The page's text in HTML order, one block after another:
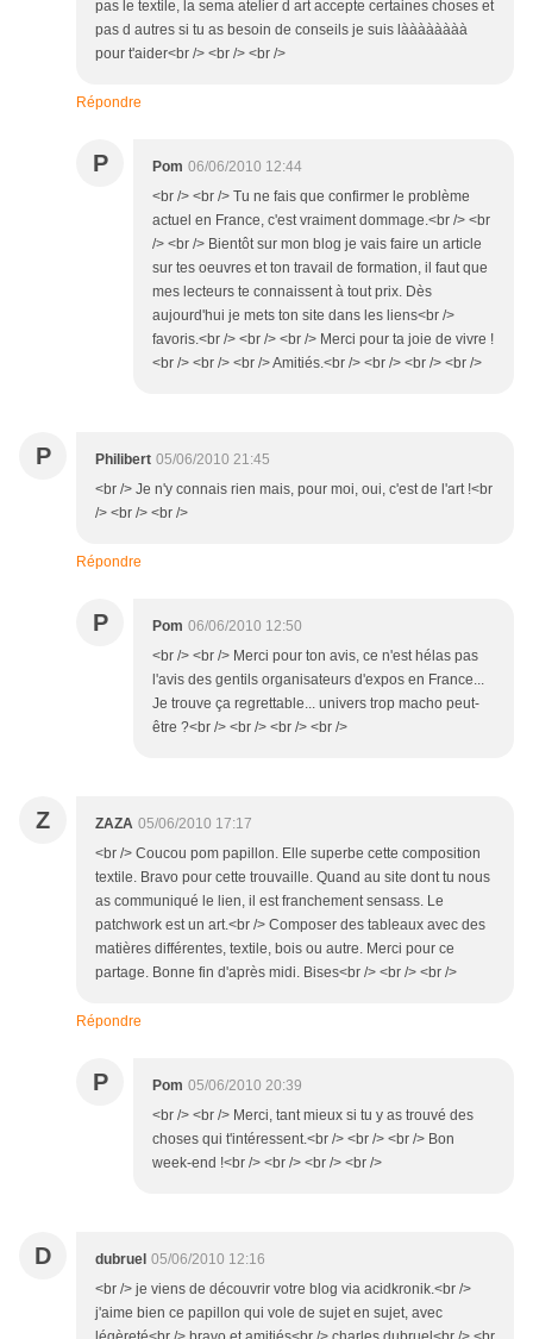
pas le textile, la sema atelier d art accepte certaines choses et
pas d autres si tu as besoin de conseils je suis làààààààà
pour t'aider<br /> <br /> <br />
Répondre
P Pom 06/06/2010 12:44
<br /> <br /> Tu ne fais que confirmer le problème
actuel en France, c'est vraiment dommage.<br /> <br
/> <br /> Bientôt sur mon blog je vais faire un article
sur tes oeuvres et ton travail de formation, il faut que
mes lecteurs te connaissent à tout prix. Dès
aujourd'hui je mets ton site dans les liens<br />
favoris.<br /> <br /> <br /> Merci pour ta joie de vivre !
<br /> <br /> <br /> Amitiés.<br /> <br /> <br /> <br />
P Philibert 05/06/2010 21:45
<br /> Je n'y connais rien mais, pour moi, oui, c'est de l'art !<br
/> <br /> <br />
Répondre
P Pom 06/06/2010 12:50
<br /> <br /> Merci pour ton avis, ce n'est hélas pas
l'avis des gentils organisateurs d'expos en France...
Je trouve ça regrettable... univers trop macho peut-
être ?<br /> <br /> <br /> <br />
Z ZAZA 05/06/2010 17:17
<br /> Coucou pom papillon. Elle superbe cette composition
textile. Bravo pour cette trouvaille. Quand au site dont tu nous
as communiqué le lien, il est franchement sensass. Le
patchwork est un art.<br /> Composer des tableaux avec des
matières différentes, textile, bois ou autre. Merci pour ce
partage. Bonne fin d'après midi. Bises<br /> <br /> <br />
Répondre
P Pom 05/06/2010 20:39
<br /> <br /> Merci, tant mieux si tu y as trouvé des
choses qui t'intéressent.<br /> <br /> <br /> Bon
week-end !<br /> <br /> <br /> <br />
D dubruel 05/06/2010 12:16
<br /> je viens de découvrir votre blog via acidkronik.<br />
j'aime bien ce papillon qui vole de sujet en sujet, avec